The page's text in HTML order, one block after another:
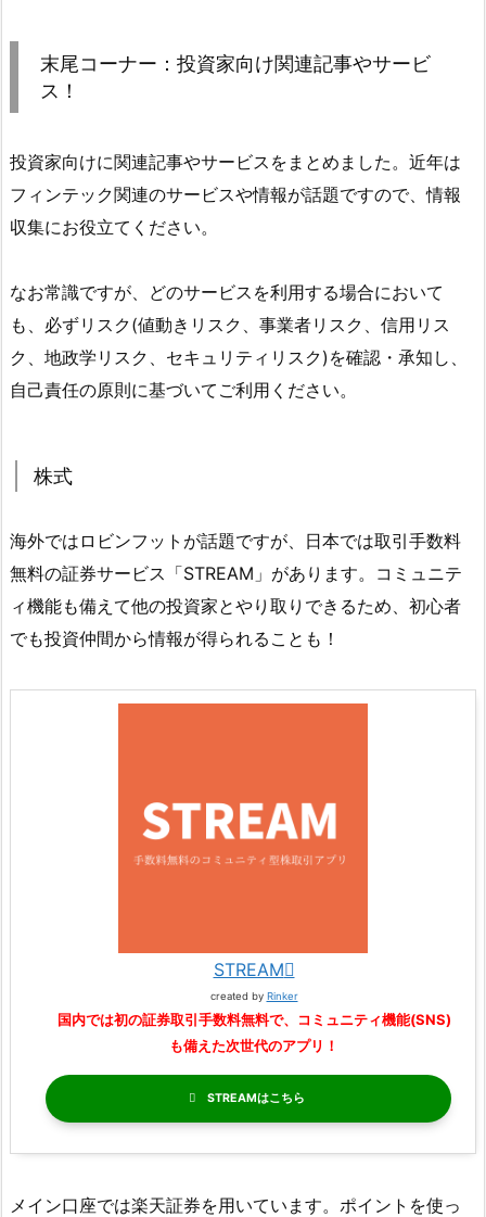
末尾コーナー：投資家向け関連記事やサービ
ス！
投資家向けに関連記事やサービスをまとめました。近年は
フィンテック関連のサービスや情報が話題ですので、情報
収集にお役立てください。
なお常識ですが、どのサービスを利用する場合において
も、必ずリスク(値動きリスク、事業者リスク、信用リス
ク、地政学リスク、セキュリティリスク)を確認・承知し、
自己責任の原則に基づいてご利用ください。
株式
海外ではロビンフットが話題ですが、日本では取引手数料
無料の証券サービス「STREAM」があります。コミュニテ
ィ機能も備えて他の投資家とやり取りできるため、初心者
でも投資仲間から情報が得られることも！
STREAM
created by Rinker
国内では初の証券取引手数料無料で、コミュニティ機能(SNS)
も備えた次世代のアプリ！
STREAM
メイン口座では楽天証券を用いています。ポイントを使っ